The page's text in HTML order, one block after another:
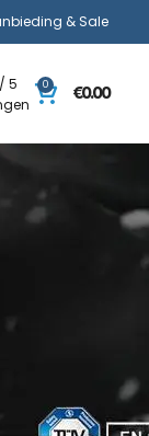
& Sale
5
0
€0.00